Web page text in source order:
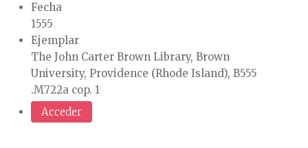
Fecha
1555
Ejemplar
The John Carter Brown Library, Brown
University, Providence (Rhode Island), B555
.M722a cop. 1
Acceder